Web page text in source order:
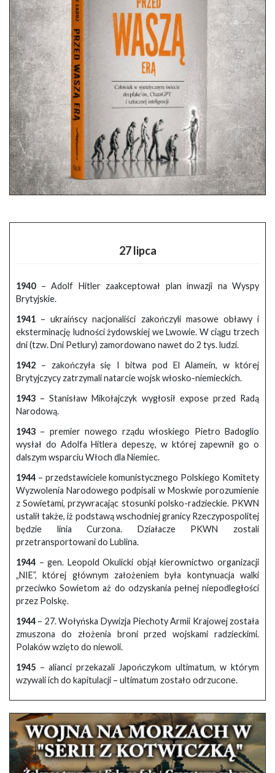
27 lipca
1940– Adolf Hitler zaakceptował plan inwazji na Wyspy
Brytyjskie.
1941 – ukraińscy nacjonaliści zakończyli masowe obławy i
eksterminację ludności żydowskiej we Lwowie. W ciągu trzech
dni (tzw. Dni Petlury) zamordowano nawet do 2 tys. ludzi.
1942 – zakończyła się I bitwa pod El Alamein, w której
Brytyjczycy zatrzymali natarcie wojsk włosko-niemieckich.
1943 – Stanisław Mikołajczyk wygłosił expose przed Radą
Narodową.
1943 – premier nowego rządu włoskiego Pietro Badoglio
wysłał do Adolfa Hitlera depeszę, w której zapewnił go o
dalszym wsparciu Włoch dla Niemiec.
1944 – przedstawiciele komunistycznego Polskiego Komitety
Wyzwolenia Narodowego podpisali w Moskwie porozumienie
z Sowietami, przywracając stosunki polsko-radzieckie. PKWN
ustalił także, iż podstawą wschodniej granicy Rzeczypospolitej
będzie linia Curzona. Działacze PKWN zostali
przetransportowani do Lublina.
1944 – gen. Leopold Okulicki objął kierownictwo organizacji
„NIE”, której głównym założeniem była kontynuacja walki
przeciwko Sowietom aż do odzyskania pełnej niepodległości
przez Polskę.
1944 – 27. Wołyńska Dywizja Piechoty Armii Krajowej została
zmuszona do złożenia broni przed wojskami radzieckimi.
Polaków wzięto do niewoli.
1945 – alianci przekazali Japończykom ultimatum, w którym
wzywali ich do kapitulacji – ultimatum zostało odrzucone.